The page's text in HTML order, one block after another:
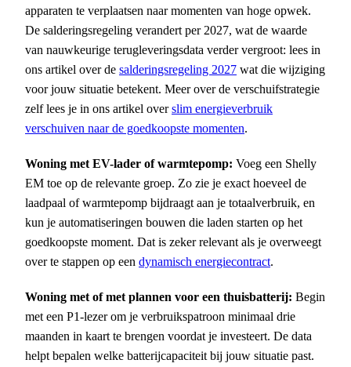
apparaten te verplaatsen naar momenten van hoge opwek.
De salderingsregeling verandert per 2027, wat de waarde
van nauwkeurige terugleverings­data verder vergroot: lees in
ons artikel over de salderingsregeling 2027 wat die wijziging
voor jouw situatie betekent. Meer over de verschuifstrategie
zelf lees je in ons artikel overslim energieverbruik
verschuiven naar de goedkoopste momenten.
Woning met EV-lader of warmtepomp: Voeg een Shelly
EM toe op de relevante groep. Zo zie je exact hoeveel de
laadpaal of warmtepomp bijdraagt aan je totaalverbruik, en
kun je automatiseringen bouwen die laden starten op het
goedkoopste moment. Dat is zeker relevant als je overweegt
over te stappen op een dynamisch energiecontract.
Woning met of met plannen voor een thuisbatterij: Begin
met een P1-lezer om je verbruikspatroon minimaal drie
maanden in kaart te brengen voordat je investeert. De data
helpt bepalen welke batterijcapaciteit bij jouw situatie past.